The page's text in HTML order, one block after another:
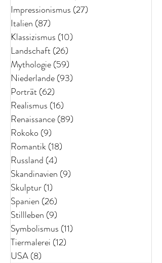
Impressionismus (27)
Italien (87)
Klassizismus (10)
Landschaft(26)
Mythologie(59)
Niederlande(93)
Porträt(62)
Realismus (16)
Renaissance(89)
Rokoko (9)
Romantik(18)
Russland (4)
Skandinavien (9)
Skulptur(1)
Spanien (26)
Stillleben (9)
Symbolismus (11)
Tiermalerei (12)
USA(8)